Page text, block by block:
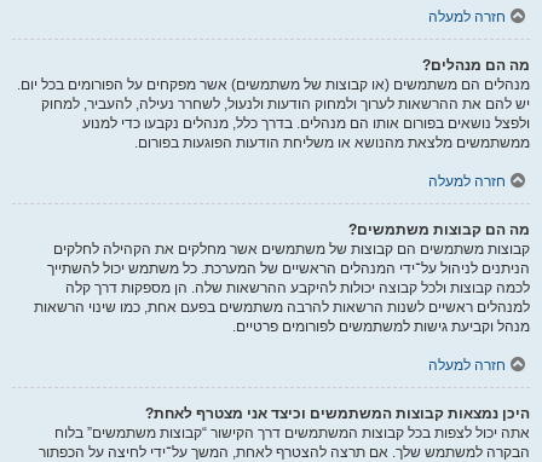
חזרה למעלה
מה הם מנהלים?
מנהלים הם משתמשים (או קבוצות של משתמשים) אשר מפקחים על הפורומים בכל יום.
יש להם את ההרשאות לערוך ולמחוק הודעות ולנעול, לשחרר נעילה, להעביר, למחוק
ולפצל נושאים בפורום אותו הם מנהלים. בדרך כלל, מנהלים נקבעו כדי למנוע
ממשתמשים מלצאת מהנושא או משליחת הודעות הפוגעות בפורום.
חזרה למעלה
מה הם קבוצות משתמשים?
קבוצות משתמשים הם קבוצות של משתמשים אשר מחלקים את הקהילה לחלקים
הניתנים לניהול על־ידי המנהלים הראשיים של המערכת. כל משתמש יכול להשתייך
לכמה קבוצות ולכל קבוצה יכולות להיקבע ההרשאות שלה. הן מספקות דרך קלה
למנהלים ראשיים לשנות הרשאות להרבה משתמשים בפעם אחת, כמו שינוי הרשאות
מנהל וקביעת גישות למשתמשים לפורומים פרטיים.
חזרה למעלה
היכן נמצאות קבוצות המשתמשים וכיצד אני מצטרף לאחת?
אתה יכול לצפות בכל קבוצות המשתמשים דרך הקישור “קבוצות משתמשים” בלוח
הבקרה למשתמש שלך. אם תרצה להצטרף לאחת, המשך על־ידי לחיצה על הכפתור